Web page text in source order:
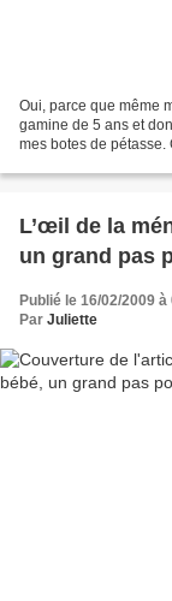
Oui, parce que même
gamine de 5 ans et
mes botes de pétasse.
L’œil de la
un grand pas
Publié le 16/02/2009 à
Par Juliette